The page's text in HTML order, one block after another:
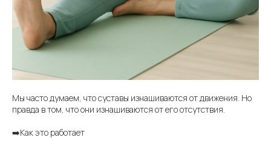
Мы часто думаем, что суставы изнашиваются от движения. Но
правда в том, что они изнашиваются от его отсутствия.
➡️Как это работает